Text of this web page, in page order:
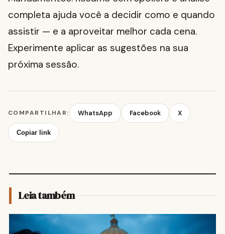
completa ajuda você a decidir como e quando
assistir — e a aproveitar melhor cada cena.
Experimente aplicar as sugestões na sua
próxima sessão.
COMPARTILHAR: WhatsApp Facebook X
Copiar link
Leia também